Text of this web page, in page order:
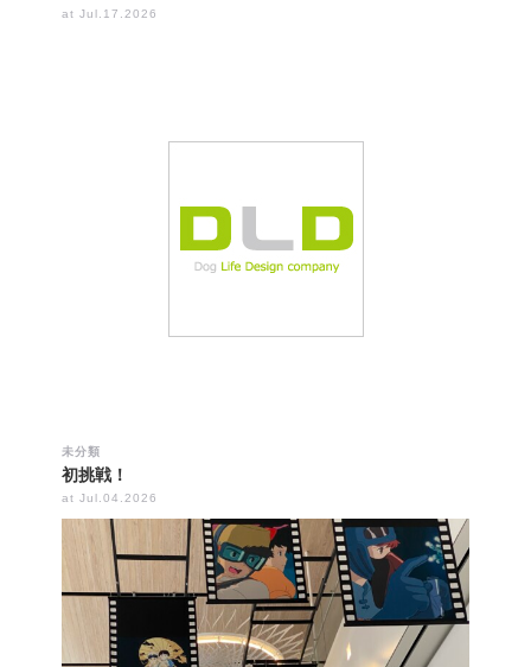
at Jul.17.2026
未分類
初挑戦！
at Jul.04.2026